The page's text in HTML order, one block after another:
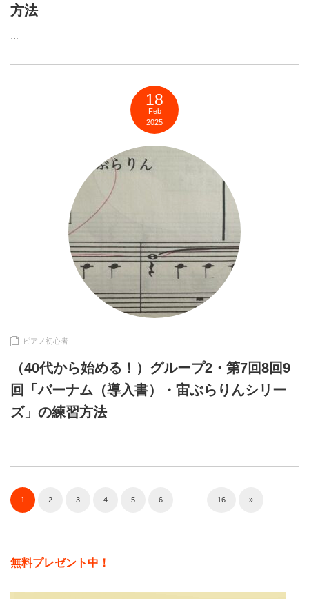
方法
…
18
Feb
2025
ピアノ初心者
（40代から始める！）グループ2・第7回8回9
回「バーナム（導入書）・宙ぶらりんシリー
ズ」の練習方法
…
1 2 3 4 5 6 16 »
無料プレゼント中！